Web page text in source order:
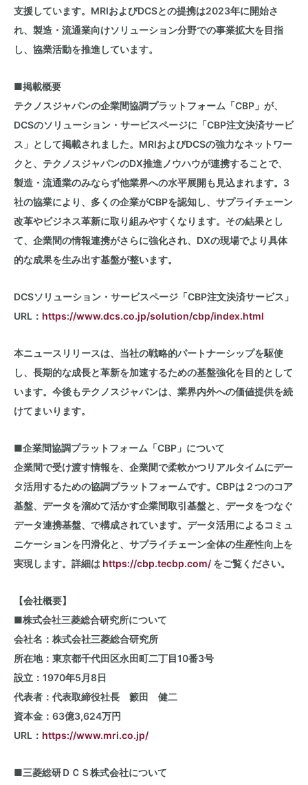
支援しています。 MRIおよびDCSとの提携は2023年に開始さ
れ、製造・流通業向けソリューション分野での事業拡大を目指
し、協業活動を推進しています。
■掲載概要
テクノスジャパンの企業間協調プラットフォーム「CBP 」が、
DCSのソリューション・サービスページに「CBP注文決済サービ
ス」として掲載されました。 MRIおよびDCSの強力なネットワー
クと、テクノスジャパンのDX推進ノウハウが連携することで、
製造・流通業のみならず他業界への水平展開も見込まれます。 3
社の協業により、多くの企業がCBPを認知し、サプライチェーン
改革やビジネス革新に取り組みやすくなります。その結果とし
て、企業間の情報連携がさらに強化され、 DXの現場でより具体
的な成果を生み出す基盤が整います。
DCSソリューション・サービスページ「CBP注文決済サービス」
URL： https://www.dcs.co.jp/solution/cbp/index.html
本ニュースリリースは、当社の戦略的パートナーシップを駆使
し、長期的な成長と革新を加速するための基盤強化を目的として
います。今後もテクノスジャパンは、業界内外への価値提供を続
けてまいります。
■企業間協調プラットフォーム「CBP 」について
企業間で受け渡す情報を、企業間で柔軟かつリアルタイムにデー
タ活用するための協調プラットフォームです。 CBPは２つのコア
基盤、データを溜めて活かす企業間取引基盤と、データをつなぐ
データ連携基盤、で構成されています。データ活用によるコミュ
ニケーションを円滑化と、サプライチェーン全体の生産性向上を
実現します。詳細は https://cbp.tecbp.com/ をご覧ください。
【会社概要】
■株式会社三菱総合研究所について
会社名：株式会社三菱総合研究所
所在地：東京都千代田区永田町二丁目10番3号
設立： 1970年5 月8日
代表者：代表取締役社長 籔田 健二
資本金： 63億3,624万円
URL： https://www.mri.co.jp/
■三菱総研ＤＣＳ株式会社について